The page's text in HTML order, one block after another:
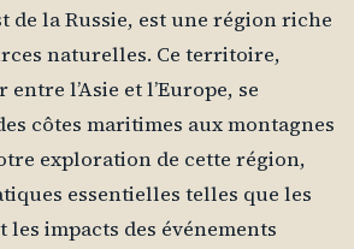
de la Russie, est une région riche
naturelles. Ce territoire,
l’Asie et l’Europe, se
côtes maritimes aux montagnes
exploration de cette région,
essentielles telles que les
impacts des événements